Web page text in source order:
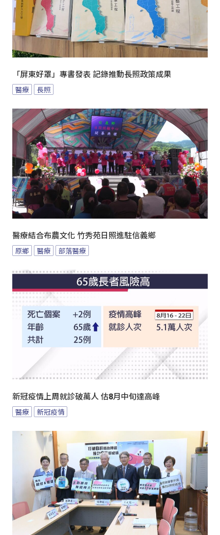
「屏東好罩」專書發表 記錄推動長照政策成果
醫療 長照
醫療結合布農文化 竹秀苑日照進駐信義鄉
原鄉 醫療 部落醫療
新冠疫情上周就診破萬人 估8月中旬達高峰
醫療 新冠疫情